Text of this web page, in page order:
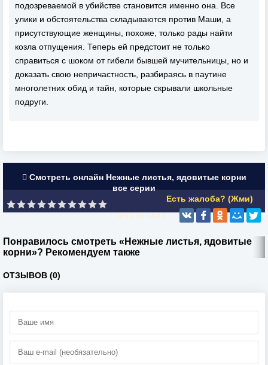
подозреваемой в убийстве становится именно она. Все
улики и обстоятельства складываются против Маши, а
присутствующие женщины, похоже, только рады найти
козла отпущения. Теперь ей предстоит не только
справиться с шоком от гибели бывшей мучительницы, но и
доказать свою непричастность, разбираясь в паутине
многолетних обид и тайн, которые скрывали школьные
подруги.
Смотреть онлайн Нежные листья, ядовитые корни
все серии
Есть жалоба? (Жми)
0/10 (0чел.)
Понравилось смотреть «Нежные листья, ядовитые
корни»? Рекомендуем также
ОТЗЫВОВ (0)